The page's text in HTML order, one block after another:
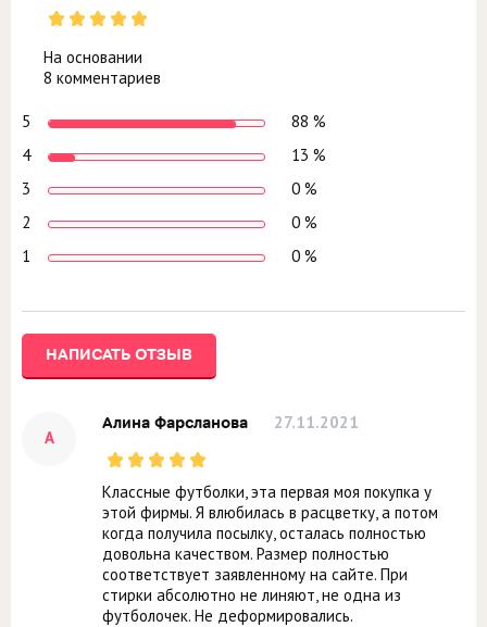
На основании
8 комментариев
5
88 %
4
13 %
3
0 %
2
0 %
1
0 %
НАПИСАТЬ ОТЗЫВ
А
Алина Фарсланова 27.11.2021
Классные футболки, эта первая моя покупка у
этой фирмы. Я влюбилась в расцветку, а потом
когда получила посылку, осталась полностью
довольна качеством. Размер полностью
соответствует заявленному на сайте. При
стирки абсолютно не линяют, не одна из
футболочек. Не деформировались.